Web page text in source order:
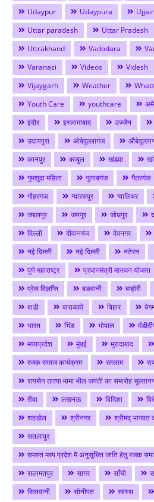
Udaypur
Udaypura
Uttar paradesh
Uttar Pradesh
Uttrakhand
Vadodara
Varanasi
Videos Videsh
Vijaygarh
Weather
Youth Care
youthcare
इंदौर
इस्लामाबाद उज्जैन
उदायपुरा
ओबेदुल्लागंज
कानपुर
काबुल खंडवा
गुमशुदा महिला
गुलाबगंज गैतरगंज
गौहरगंज
ग्यारसपुर ग्वालियर
जबलपुर
जयपुर जोधपुर
दिल्ली
दीवानगंज देवनगर
नई दिल्ली
नई दिल्ली नटेरन
पुणे महाराष्ट्र
प्रधानमंत्री मानधन योजना
प्रेस विज्ञप्ति
बङवानी बम्होरी
बाडी
बाराबंकी बिहार
भारत
भिंड भोपाल
मध्यप्रदेश
मुंबई मुरादाबाद
रजक समाज कार्यक्रम
रतलाम
रायसेन तात्या मामा भील जयंती का समारोह
रीवा
लखनऊ विदिशा
शहडोल
श्रीनगर श्रीमद् भागवत
सतलापुर
समस्त मध्य प्रदेश मै अनुसूचित जाति हेतु रजक समाज
सलामतपुर
सागर साँची
सिलवानी
सोनीपत स्वस्थ